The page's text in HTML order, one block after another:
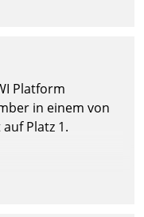
Platform
in einem von
Platz 1.